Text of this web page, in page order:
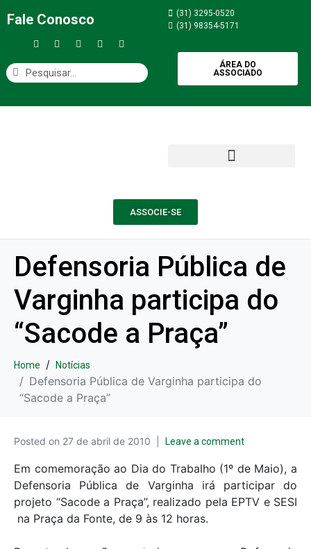
Fale Conosco
(31) 3295-0520
(31) 98354-5171
ÁREA DO
ASSOCIADO
ASSOCIE-SE
Defensoria Pública de
Varginha participa do
“Sacode a Praça”
Home Notícias
Defensoria Pública de Varginha participa do
“Sacode a Praça”
Posted on 27 de abril de 2010 Leave a comment
Em comemoração ao Dia do Trabalho (1º de Maio), a
Defensoria Pública de Varginha irá participar do
projeto “Sacode a Praça”, realizado pela EPTV e SESI
na Praça da Fonte, de 9 às 12 horas.